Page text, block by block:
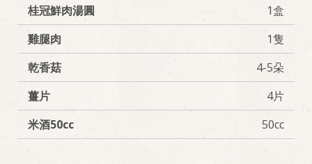
桂冠鮮肉湯圓
1盒
雞腿肉
1隻
乾香菇
4-5朵
薑片
4片
米酒50cc
50cc